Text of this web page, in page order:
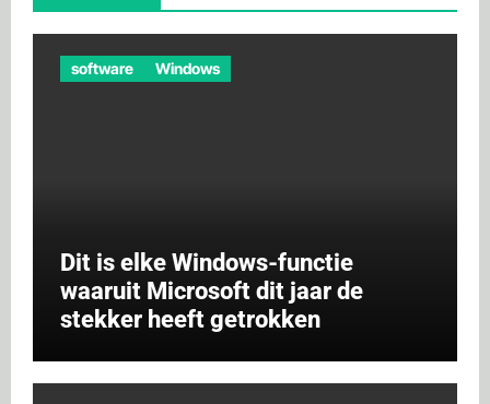
software Windows
Dit is elke Windows-functie
waaruit Microsoft dit jaar de
stekker heeft getrokken